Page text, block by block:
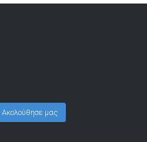
Ακολούθησε μας